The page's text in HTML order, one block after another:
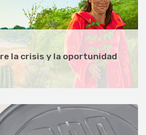
la crisis y la oportunidad